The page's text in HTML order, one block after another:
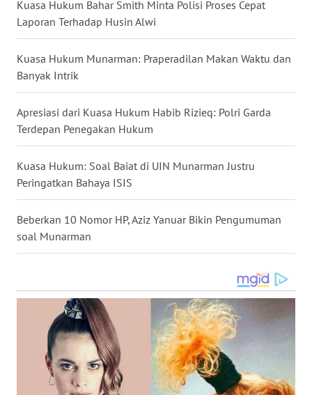
Kuasa Hukum Bahar Smith Minta Polisi Proses Cepat
Laporan Terhadap Husin Alwi
Kuasa Hukum Munarman: Praperadilan Makan Waktu dan
Banyak Intrik
Apresiasi dari Kuasa Hukum Habib Rizieq: Polri Garda
Terdepan Penegakan Hukum
Kuasa Hukum: Soal Baiat di UIN Munarman Justru
Peringatkan Bahaya ISIS
Beberkan 10 Nomor HP, Aziz Yanuar Bikin Pengumuman
soal Munarman
WN
WN
JATIM
WN
BALI
WN
KALBAR
WN
KALTENG
WN
KALTARA